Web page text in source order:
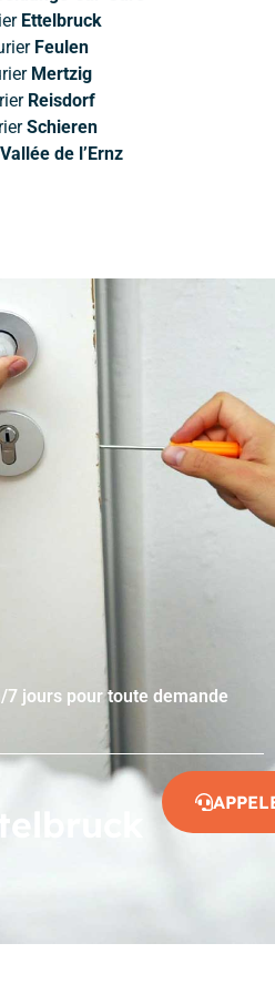
Ettelbruck
Feulen
Mertzig
Reisdorf
Schieren
Vallée de l’Ernz
jours pour toute demande